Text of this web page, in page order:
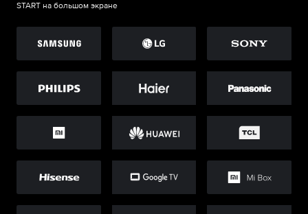
START на большом экране